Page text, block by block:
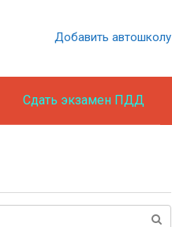
Добавить автошколу
Сдать экзамен ПДД